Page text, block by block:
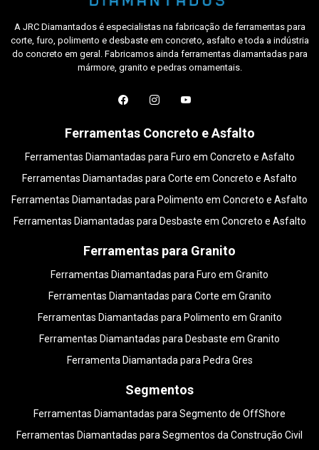
A JRC Diamantados é especialistas na fabricação de ferramentas para
corte, furo, polimento e desbaste em concreto, asfalto e toda a indústria
do concreto em geral. Fabricamos ainda ferramentas diamantadas para
mármore, granito e pedras ornamentais.
Ferramentas Concreto e Asfalto
Ferramentas Diamantadas para Furo em Concreto e Asfalto
Ferramentas Diamantadas para Corte em Concreto e Asfalto
Ferramentas Diamantadas para Polimento em Concreto e Asfalto
Ferramentas Diamantadas para Desbaste em Concreto e Asfalto
Ferramentas para Granito
Ferramentas Diamantadas para Furo em Granito
Ferramentas Diamantadas para Corte em Granito
Ferramentas Diamantadas para Polimento em Granito
Ferramentas Diamantadas para Desbaste em Granito
Ferramenta Diamantada para Pedra Gres
Segmentos
Ferramentas Diamantadas para Segmento de OffShore
Ferramentas Diamantadas para Segmentos da Construção Civil